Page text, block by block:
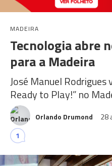
MADEIRA
Tecnologia abre
para a Madeira
José Manuel Rodrigues
Ready to Play!” no
Orlando Drumond 28
1